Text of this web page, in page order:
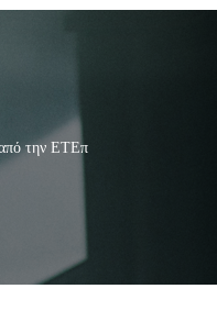
την ΕΤΕπ